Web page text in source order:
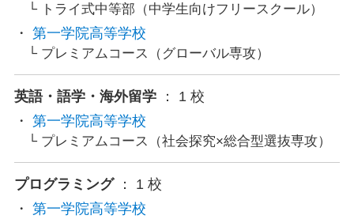
トライ式中等部（中学生向けフリースクール）
第一学院高等学校
プレミアムコース（グローバル専攻）
英語・語学・海外留学
： 1 校
第一学院高等学校
プレミアムコース（社会探究×総合型選抜専攻）
プログラミング ： 1 校
第一学院高等学校